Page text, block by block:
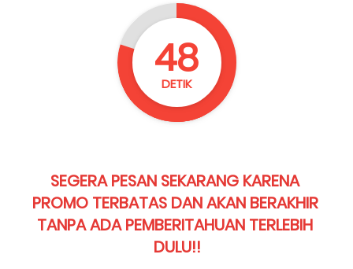
46
DETIK
SEGERA PESAN SEKARANG KARENA
PROMO TERBATAS DAN AKAN BERAKHIR
TANPA ADA PEMBERITAHUAN TERLEBIH
DULU!!